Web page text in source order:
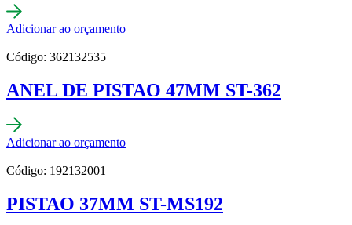
Adicionar ao orçamento
Código: 362132535
ANEL DE PISTAO 47MM ST-362
Adicionar ao orçamento
Código: 192132001
PISTAO 37MM ST-MS192